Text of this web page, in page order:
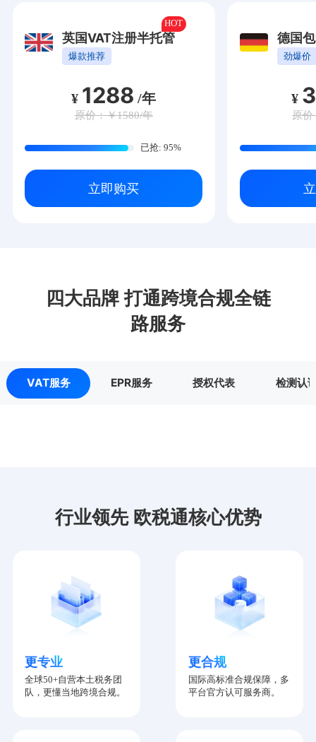
英国VAT注册半托管
爆款推荐
¥ 1288 /年
原价：￥1580/年
已抢: 95%
立即购买
德国
劲爆价
¥
原价
四大品牌 打通跨境合规全链
路服务
VAT服务 EPR服务 授权代表 检测认
行业领先 欧税通核心优势
更专业
全球50+自营本土税务团
队，更懂当地跨境合规。
更合规
国际高标准合规保障，多
平台官方认可服务商。